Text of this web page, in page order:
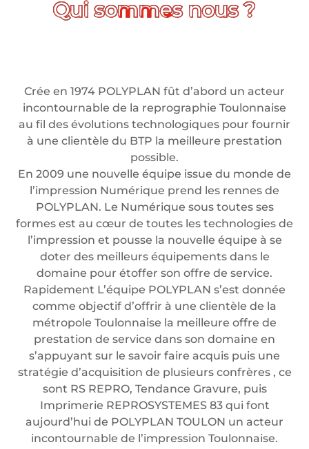
Crée en 1974 POLYPLAN fût d’abord un acteur
incontournable de la reprographie Toulonnaise
au fil des évolutions technologiques pour fournir
à une clientèle du BTP la meilleure prestation
possible.
En 2009 une nouvelle équipe issue du monde de
l’impression Numérique prend les rennes de
POLYPLAN. Le Numérique sous toutes ses
formes est au cœur de toutes les technologies de
l’impression et pousse la nouvelle équipe à se
doter des meilleurs équipements dans le
domaine pour étoffer son offre de service.
Rapidement L’équipe POLYPLAN s’est donnée
comme objectif d’offrir à une clientèle de la
métropole Toulonnaise la meilleure offre de
prestation de service dans son domaine en
s’appuyant sur le savoir faire acquis puis une
stratégie d’acquisition de plusieurs confrères , ce
sont RS REPRO, Tendance Gravure, puis
Imprimerie REPROSYSTEMES 83 qui font
aujourd’hui de POLYPLAN TOULON un acteur
incontournable de l’impression Toulonnaise.